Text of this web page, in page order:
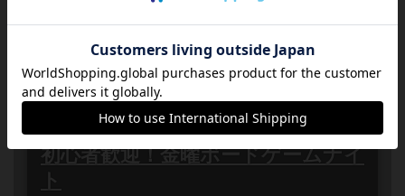
近くで予定されてるボードゲーム会
あと
8人
2026年 08 月 07日 金曜日
18:00～23:00
初心者歓迎！金曜ボードゲームナイ
ト